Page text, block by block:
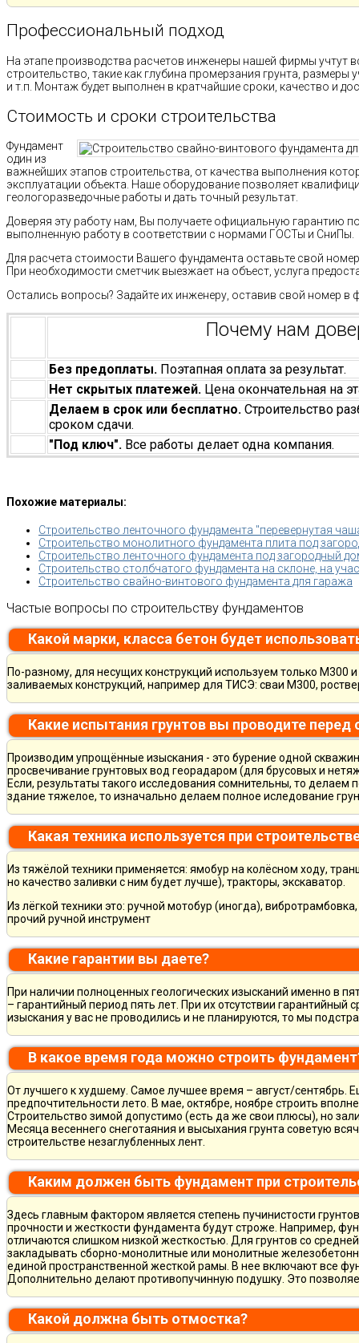
Профессиональный подход
На этапе производства расчетов инженеры нашей фирмы учтут
строительство, такие как глубина промерзания грунта, размеры
и т.п. Монтаж будет выполнен в кратчайшие сроки, качество и
Стоимость и сроки строительства
Фундамент
один из
важнейших этапов строительства, от качества выполнения
эксплуатации объекта. Наше оборудование позволяет
геологоразведочные работы и дать точный результат.
Доверяя эту работу нам, Вы получаете официальную гарантию
выполненную работу в соответствии с нормами ГОСТы и СниПы.
Для расчета стоимости Вашего фундамента оставьте свой
При необходимости сметчик выезжает на объест, услуга
Остались вопросы? Задайте их инженеру, оставив свой номер в
Почему нам
Без предоплаты. Поэтапная оплата за результат.
Нет скрытых платежей. Цена окончательная на
Делаем в срок или бесплатно. Строительство
сроком сдачи.
"Под ключ". Все работы делает одна компания.
Похожие материалы:
Строительство ленточного фундамента "перевернутая
Строительство монолитного фундамента плита под
Строительство ленточного фундамента под загородный
Строительство столбчатого фундамента на склоне, на
Строительство свайно-винтового фундамента для гаража
Частые вопросы по строительству фундаментов
Какой марки, класса бетон будет
По-разному, для несущих конструкций используем только М300
заливаемых конструкций, например для ТИСЭ: сваи М300,
Какие испытания грунтов вы проводите перед
Производим упрощённые изыскания - это бурение одной
просвечивание грунтовых вод георадаром (для брусовых и
Если, результаты такого исследования сомнительны, то
здание тяжелое, то изначально делаем полное иследование
Какая техника используется при
Из тяжёлой техники применяется: ямобур на колёсном ходу,
но качество заливки с ним будет лучше), тракторы, экскаватор.
Из лёгкой техники это: ручной мотобур (иногда),
прочий ручной инструмент
Какие гарантии вы даете?
При наличии полноценных геологических изысканий именно в
– гарантийный период пять лет. При их отсутствии гарантийный
изыскания у вас не проводились и не планируются, то мы
В какое время года можно строить
От лучшего к худшему. Самое лучшее время – август/сентябрь.
предпочтительности лето. В мае, октябре, ноябре строить
Строительство зимой допустимо (есть да же свои плюсы), но
Месяца весеннего снеготаяния и высыхания грунта советую
строительстве незаглубленных лент.
Каким должен быть фундамент при
Здесь главным фактором является степень пучинистости
прочности и жесткости фундамента будут строже. Например,
отличаются слишком низкой жесткостью. Для грунтов со
закладывать сборно-монолитные или монолитные
единой пространственной жесткой рамы. В нее включают все
Дополнительно делают противопучинную подушку. Это
Какой должна быть отмостка?